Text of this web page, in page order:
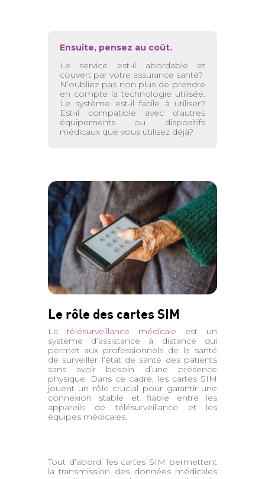
Ensuite, pensez au coût.
Le service est-il abordable et
couvert par votre assurance santé?
N’oubliez pas non plus de prendre
en compte la technologie utilisée.
Le système est-il facile à utiliser?
Est-il compatible avec d’autres
équipements ou dispositifs
médicaux que vous utilisez déjà?
Le rôle des cartes SIM
Latélésurveillance médicale est un
système d’assistance à distance qui
permet aux professionnels de la santé
de surveiller l’état de santé des patients
sans avoir besoin d’une présence
physique. Dans ce cadre, les cartes SIM
jouent un rôle crucial pour garantir une
connexion stable et fiable entre les
appareils de télésurveillance et les
équipes médicales.
Tout d’abord, les cartes SIM permettent
la transmission des données médicales